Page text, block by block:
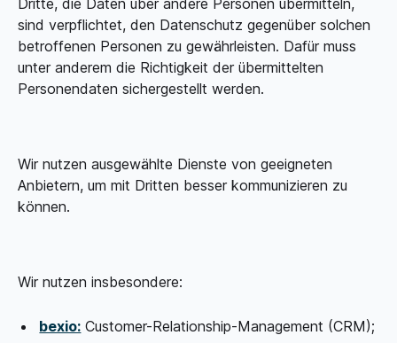
Dritte, die Daten über andere Personen übermitteln,
sind verpflichtet, den Datenschutz gegenüber solchen
betroffenen Personen zu gewährleisten. Dafür muss
unter anderem die Richtigkeit der übermittelten
Personendaten sichergestellt werden.
Wir nutzen ausgewählte Dienste von geeigneten
Anbietern, um mit Dritten besser kommunizieren zu
können.
Wir nutzen insbesondere:
bexio: Customer-Relationship-Management (CRM);